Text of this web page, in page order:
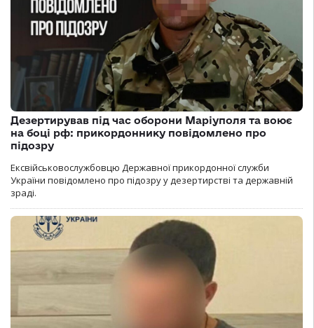
Дезертирував під час оборони Маріуполя та воює
на боці рф: прикордоннику повідомлено про
підозру
Ексвійськовослужбовцю Державної прикордонної служби
України повідомлено про підозру у дезертирстві та державній
зраді.